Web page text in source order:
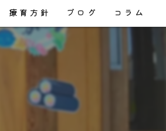
療育方針 ブログ コラム